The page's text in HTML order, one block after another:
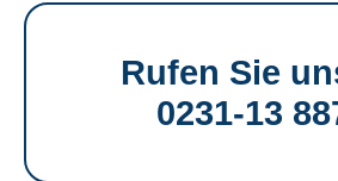
Rufen Sie
0231-13